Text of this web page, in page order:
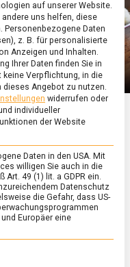
FEATURED/ KULTUR
nicht:
Comment
lügen
Schärfe
auf unserer Website.
uns helfen, diese
Personenbezogene Daten
z. B. für personalisierte
Anzeigen und Inhalten.
Ihrer Daten finden Sie in
keine Verpflichtung, in die
dieses Angebot zu nutzen.
widerrufen oder
individueller
der Website
Daten in den USA. Mit
willigen Sie auch in die
Art. 49 (1) lit. a GDPR ein.
Datenschutz
die Gefahr, dass US-
Europäer eine
für die eine